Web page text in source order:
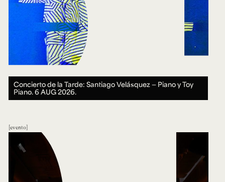
Concierto de la Tarde: Santiago Velásquez — Piano y Toy
Piano.6 AUG 2026.
evento